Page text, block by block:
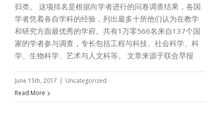
归类。 这项排名是根据向学者进行的问卷调查结果，各国
学者凭着各自学科的经验，列出最多十所他们认为在教学
和研究方面最优秀的学府。共有1万零566名来自137个国
家的学者参与调查，专长包括工程与科技、社会科学、科
学、生物科学、艺术与人文科等。 文章来源于联合早报
June 15th, 2017 | Uncategorized
Read More